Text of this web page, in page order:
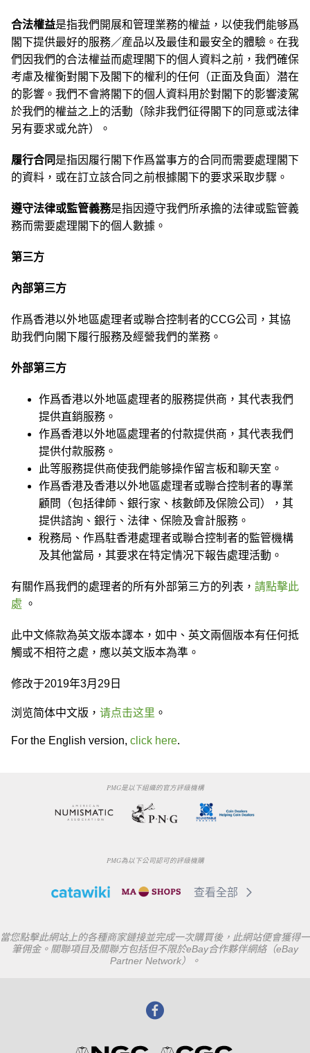
合法權益是指我們開展和管理業務的權益，以使我們能够爲
閣下提供最好的服務／産品以及最佳和最安全的體驗。在我
們因我們的合法權益而處理閣下的個人資料之前，我們確保
考慮及權衡對閣下及閣下的權利的任何（正面及負面）潜在
的影響。我們不會將閣下的個人資料用於對閣下的影響淩駕
於我們的權益之上的活動（除非我們征得閣下的同意或法律
另有要求或允許）。
履行合同 是指因履行閣下作爲當事方的合同而需要處理閣下
的資料，或在訂立該合同之前根據閣下的要求采取步驟。
遵守法律或監管義務是指因遵守我們所承擔的法律或監管義
務而需要處理閣下的個人數據。
第三方
內部第三方
作爲香港以外地區處理者或聯合控制者的CCG公司，其協
助我們向閣下履行服務及經營我們的業務。
外部第三方
作爲香港以外地區處理者的服務提供商，其代表我們
提供直銷服務。
作爲香港以外地區處理者的付款提供商，其代表我們
提供付款服務。
此等服務提供商使我們能够操作留言板和聊天室。
作爲香港及香港以外地區處理者或聯合控制者的專業
顧問（包括律師、銀行家、核數師及保險公司），其
提供諮詢、銀行、法律、保險及會計服務。
稅務局、作爲駐香港處理者或聯合控制者的監管機構
及其他當局，其要求在特定情况下報告處理活動。
有關作爲我們的處理者的所有外部第三方的列表， 請點擊此
處 。
此中文條款為英文版本譯本，如中、英文兩個版本有任何抵
觸或不相符之處，應以英文版本為準。
修改于2019年3月29日
浏览简体中文版， 请点击这里 。
For the English version, click here.
PMG是以下組織的官方評級機構
PMG為以下公司認可的評級機購
查看全部
當您點擊此網站上的各種商家鏈接並完成一次購買後，此網站便會獲得一
筆佣金。關聯項目及關聯方包括但不限於eBay合作夥伴網絡（eBay
Partner Network）。